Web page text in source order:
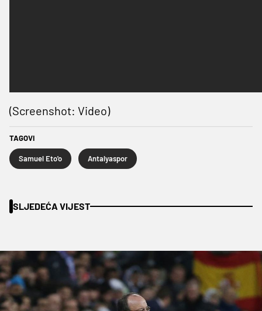
(Screenshot: Video)
TAGOVI
Samuel Eto'o Antalyaspor
SLJEDEĆA VIJEST